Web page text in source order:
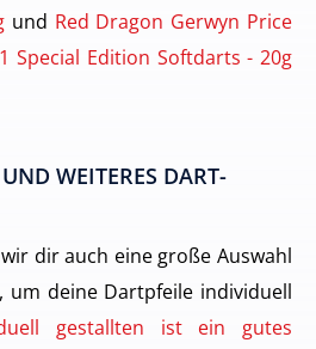
und Red Dragon Gerwyn Price
Special Edition Softdarts - 20g
WEITERES DART-
dir auch eine große Auswahl
, um deine Dartpfeile individuell
gestallten ist ein gutes